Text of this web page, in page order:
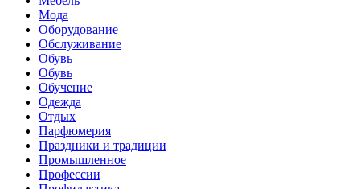
Мода
Оборудование
Обслуживание
Обувь
Обувь
Обучение
Одежда
Отдых
Парфюмерия
Праздники и традиции
Промышленное
Профессии